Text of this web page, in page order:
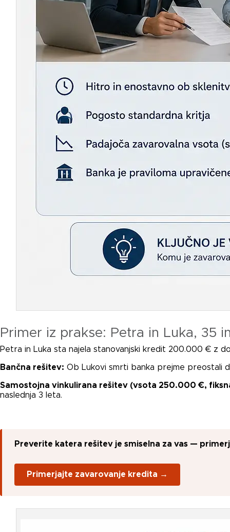
Primer iz prakse: Petra in Luka, 35
Petra in Luka sta najela stanovanjski kredit 200.000 € z
Bančna rešitev: Ob Lukovi smrti banka prejme preostali
Samostojna vinkulirana rešitev (vsota 250.000 €,
naslednja 3 leta.
Preverite katera rešitev je smiselna za vas —
Primerjajte zavarovanje kredita →